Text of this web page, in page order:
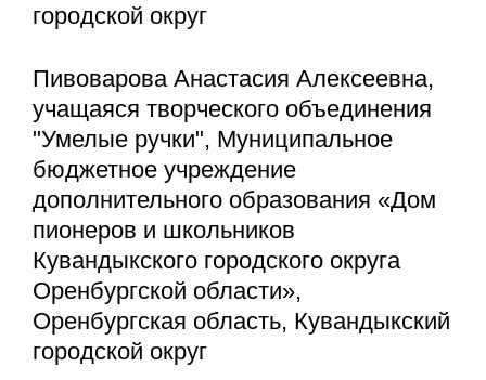
городской округ
Пивоварова Анастасия Алексеевна,
учащаяся творческого объединения
"Умелые ручки", Муниципальное
бюджетное учреждение
дополнительного образования «Дом
пионеров и школьников
Кувандыкского городского округа
Оренбургской области»,
Оренбургская область, Кувандыкский
городской округ